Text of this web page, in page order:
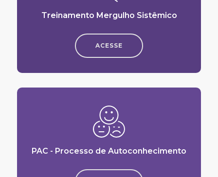
Treinamento Mergulho Sistêmico
ACESSE
PAC - Processo de Autoconhecimento